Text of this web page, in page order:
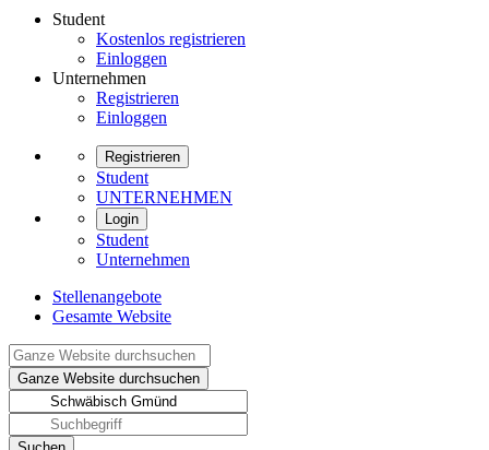
Student
Kostenlos registrieren
Einloggen
Unternehmen
Registrieren
Einloggen
Registrieren
Student
UNTERNEHMEN
Login
Student
Unternehmen
Stellenangebote
Gesamte Website